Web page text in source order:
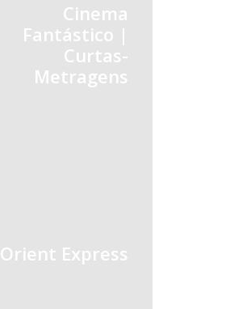
Cinema
Fantástico |
Curtas-
Metragens
Orient Express